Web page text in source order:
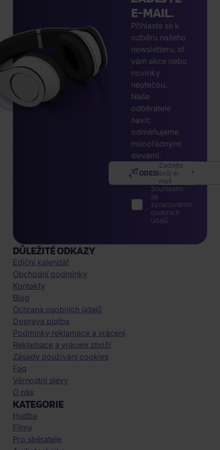
E-MAIL.
Přihlaste se k
odběru našeho
newsletteru, ať
vám akce nebo
novinky
neutečou.
Naše
odběratele
navíc
odměňujeme
mimořádnými
slevami.
Zadejte
svůj e-
mail
ODESLAT
Souhlasím
se
zpracováním
osobních
údajů
DŮLEŽITÉ ODKAZY
Ediční kalendář
Obchodní podmínky
Kontakty
Blog
Ochrana osobních údajů
Doprava platba
Podmínky reklamace a vrácení
Reklamace a vrácení zboží
Zásady používání cookies
Faq
Věrnostní slevy
O nás
KATEGORIE
Hudba
Filmy
Pro sběratele